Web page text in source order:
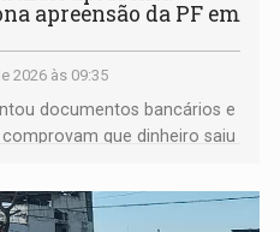
apreensão da PF em
2026 às 09:35
documentos bancários e
que dinheiro saiu
dentro da sede da entidade
Rondônia